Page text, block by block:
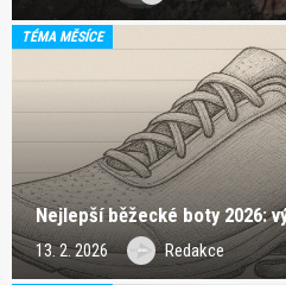
TÉMA MĚSÍCE
Nejlepší běžecké boty 2026:
13. 2. 2026 Redakce